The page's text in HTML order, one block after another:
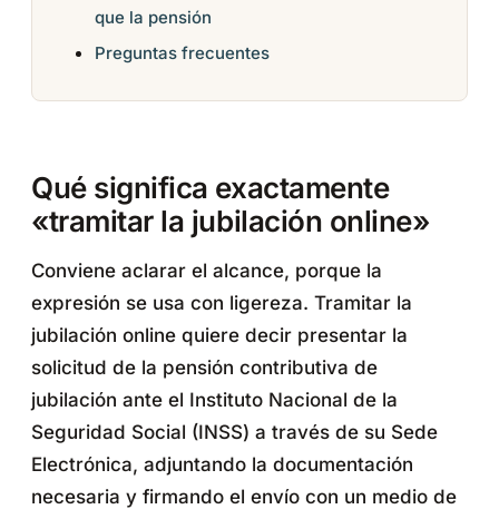
que la pensión
Preguntas frecuentes
Qué significa exactamente
«tramitar la jubilación online»
Conviene aclarar el alcance, porque la
expresión se usa con ligereza. Tramitar la
jubilación online quiere decir presentar la
solicitud de la pensión contributiva de
jubilación ante el Instituto Nacional de la
Seguridad Social (INSS) a través de su Sede
Electrónica, adjuntando la documentación
necesaria y firmando el envío con un medio de